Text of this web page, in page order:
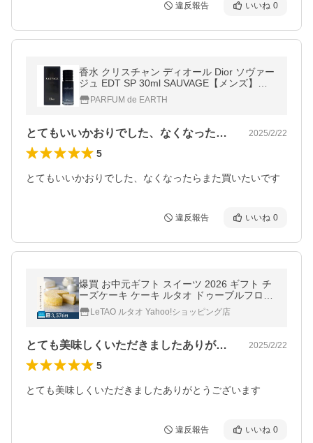
違反報告 いいね 0
香水 クリスチャン ディオール Dior ソヴァー
ジュ EDT SP 30ml SAUVAGE【メンズ】フ
レグランス ギフト 並行輸入品
PARFUM de EARTH
とてもいいかおりでした、なくなったらま… 2025/2/22
5
とてもいいかおりでした、なくなったらまた買いたいです
違反報告 いいね 0
爆買 お中元ギフト スイーツ 2026 ギフト チ
ーズケーキ ケーキ ルタオ ドゥーブルフロマ
ージュ 送料込み
LeTAO ルタオ Yahoo!ショッピング店
とても美味しくいただきましたありがとう… 2025/2/22
5
とても美味しくいただきましたありがとうございます
違反報告 いいね 0